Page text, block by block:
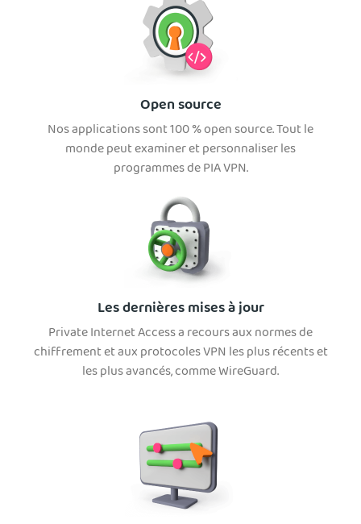
Open source
Nos applications sont 100 % open source. Tout le
monde peut examiner et personnaliser les
programmes de PIA VPN.
Les dernières mises à jour
Private Internet Access a recours aux normes de
chiffrement et aux protocoles VPN les plus récents et
les plus avancés, comme WireGuard.